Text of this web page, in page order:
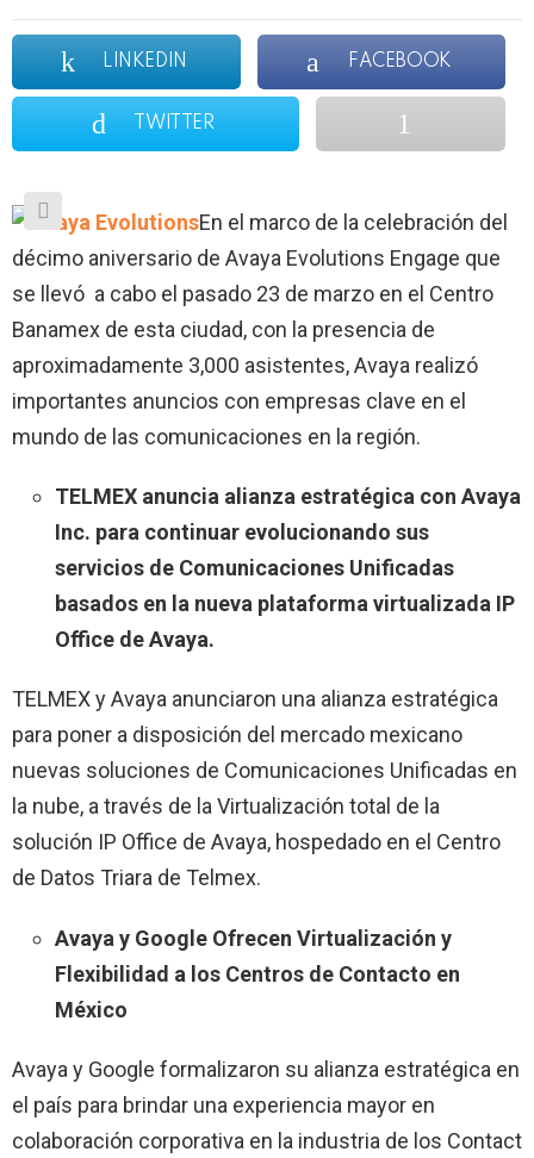
LINKEDIN FACEBOOK
TWITTER
En el marco de la celebración del
décimo aniversario de Avaya Evolutions Engage que
se llevó a cabo el pasado 23 de marzo en el Centro
Banamex de esta ciudad, con la presencia de
aproximadamente 3,000 asistentes, Avaya realizó
importantes anuncios con empresas clave en el
mundo de las comunicaciones en la región.
TELMEX anuncia alianza estratégica con Avaya
Inc. para continuar evolucionando sus
servicios de Comunicaciones Unificadas
basados en la nueva plataforma virtualizada IP
Office de Avaya.
TELMEX y Avaya anunciaron una alianza estratégica
para poner a disposición del mercado mexicano
nuevas soluciones de Comunicaciones Unificadas en
la nube, a través de la Virtualización total de la
solución IP Office de Avaya, hospedado en el Centro
de Datos Triara de Telmex.
Avaya y Google Ofrecen Virtualización y
Flexibilidad a los Centros de Contacto en
México
Avaya y Google formalizaron su alianza estratégica en
el país para brindar una experiencia mayor en
colaboración corporativa en la industria de los Contact